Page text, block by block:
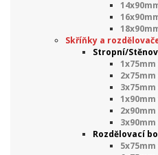
Skříňky a
Stropní/
Rozdělovací